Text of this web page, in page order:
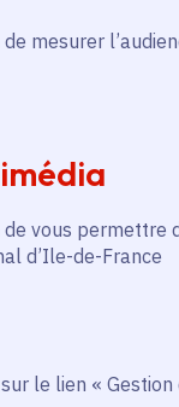
mesurer
vous permettre
d’Ile-de-France
le lien « Gestion
En savoir
thématique
Actualité